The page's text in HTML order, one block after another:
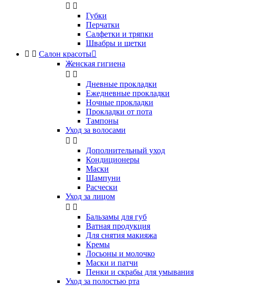
 
Губки
Перчатки
Салфетки и тряпки
Швабры и щетки
  Салон красоты
Женская гигиена
 
Дневные прокладки
Ежедневные прокладки
Ночные прокладки
Прокладки от пота
Тампоны
Уход за волосами
 
Дополнительный уход
Кондиционеры
Маски
Шампуни
Расчески
Уход за лицом
 
Бальзамы для губ
Ватная продукция
Для снятия макияжа
Кремы
Лосьоны и молочко
Маски и патчи
Пенки и скрабы для умывания
Уход за полостью рта